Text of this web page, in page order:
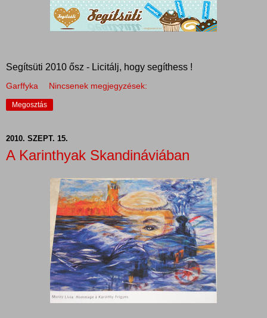
Segítsüti 2010 ősz - Licitálj, hogy segíthess !
Garffyka Nincsenek megjegyzések:
Megosztás
2010. SZEPT. 15.
A Karinthyak Skandináviában